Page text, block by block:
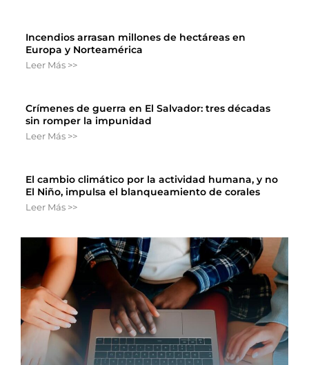
Incendios arrasan millones de hectáreas en
Europa y Norteamérica
Leer Más >>
Crímenes de guerra en El Salvador: tres décadas
sin romper la impunidad
Leer Más >>
El cambio climático por la actividad humana, y no
El Niño, impulsa el blanqueamiento de corales
Leer Más >>